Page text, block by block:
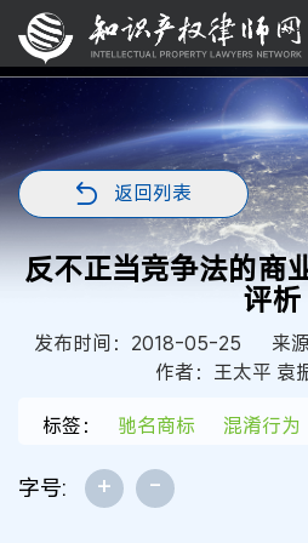
返回列表
反不正当竞争法的商
评析
发布时间：2018-05-25
来
作者：王太平 袁
标签：
驰名商标 混淆行为
字号: + -